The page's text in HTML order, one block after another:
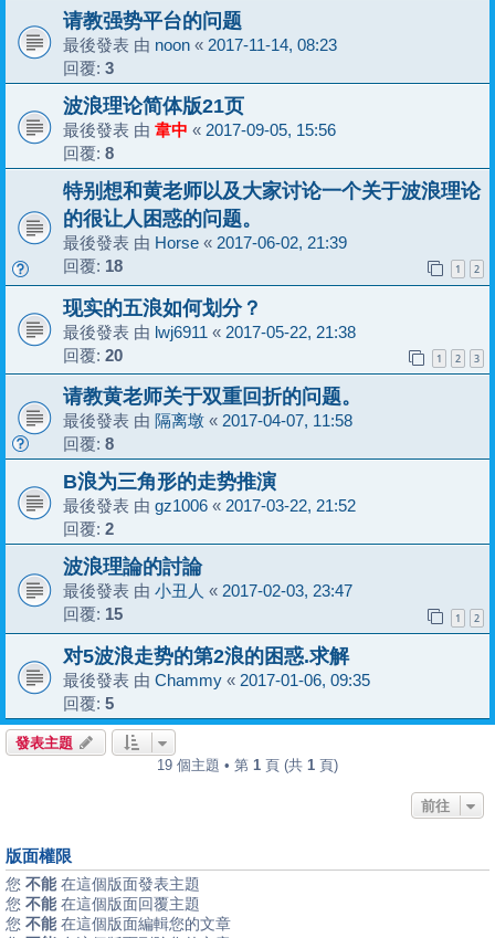
请教强势平台的问题
最後發表 由 noon « 2017-11-14, 08:23
回覆: 3
波浪理论简体版21页
最後發表 由 韋中 « 2017-09-05, 15:56
回覆: 8
特别想和黄老师以及大家讨论一个关于波浪理论
的很让人困惑的问题。
最後發表 由 Horse « 2017-06-02, 21:39
回覆: 18 1 2
现实的五浪如何划分？
最後發表 由 lwj6911 « 2017-05-22, 21:38
回覆: 20 1 2 3
请教黄老师关于双重回折的问题。
最後發表 由 隔离墩 « 2017-04-07, 11:58
回覆: 8
B浪为三角形的走势推演
最後發表 由 gz1006 « 2017-03-22, 21:52
回覆: 2
波浪理論的討論
最後發表 由 小丑人 « 2017-02-03, 23:47
回覆: 15 1 2
对5波浪走势的第2浪的困惑.求解
最後發表 由 Chammy « 2017-01-06, 09:35
回覆: 5
發表主題
19 個主題 • 第 1 頁 (共 1 頁)
前往
版面權限
您 不能在這個版面發表主題
您 不能在這個版面回覆主題
您 不能在這個版面編輯您的文章